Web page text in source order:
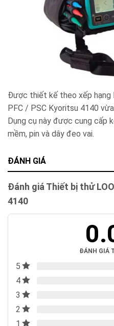
Được thiết kế theo xếp hạng
PFC / PSC Kyoritsu 4140
Dụng cụ này được cung cấp
mềm, pin và dây đeo vai.
ĐÁNH GIÁ
Đánh giá Thiết bị thử
4140
ĐÁNH GIÁ
5
4
3
2
1